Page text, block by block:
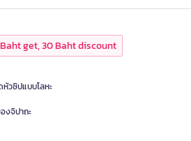
get, 30 Baht discount
วซิปแบบโลหะ
งจิปาถะ